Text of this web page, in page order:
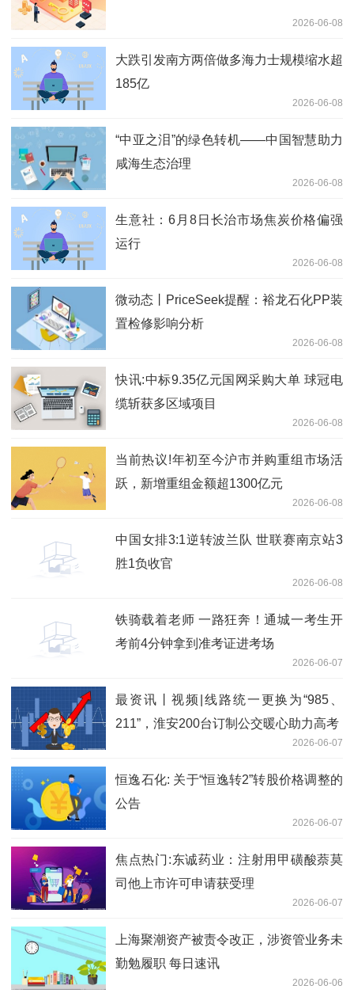
2026-06-08
大跌引发南方两倍做多海力士规模缩水超
185亿
2026-06-08
“中亚之泪”的绿色转机——中国智慧助力
咸海生态治理
2026-06-08
生意社：6月8日长治市场焦炭价格偏强
运行
2026-06-08
微动态丨PriceSeek提醒：裕龙石化PP装
置检修影响分析
2026-06-08
快讯:中标9.35亿元国网采购大单 球冠电
缆斩获多区域项目
2026-06-08
当前热议!年初至今沪市并购重组市场活
跃，新增重组金额超1300亿元
2026-06-08
中国女排3:1逆转波兰队 世联赛南京站3
胜1负收官
2026-06-08
铁骑载着老师 一路狂奔！通城一考生开
考前4分钟拿到准考证进考场
2026-06-07
最资讯丨视频|线路统一更换为“985、
211”，淮安200台订制公交暖心助力高考
2026-06-07
恒逸石化: 关于“恒逸转2”转股价格调整的
公告
2026-06-07
焦点热门:东诚药业：注射用甲磺酸萘莫
司他上市许可申请获受理
2026-06-07
上海聚潮资产被责令改正，涉资管业务未
勤勉履职 每日速讯
2026-06-06